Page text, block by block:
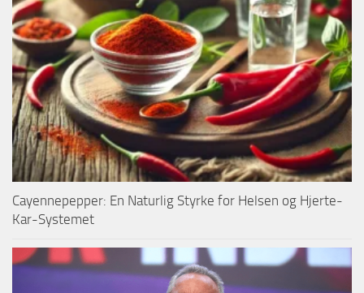
Cayennepepper: En Naturlig Styrke for Helsen og Hjerte-
Kar-Systemet